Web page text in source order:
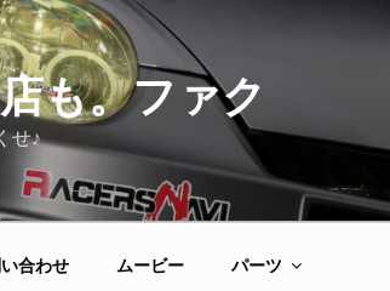
も。ファク
せ♪
合わせ ムービー パーツ